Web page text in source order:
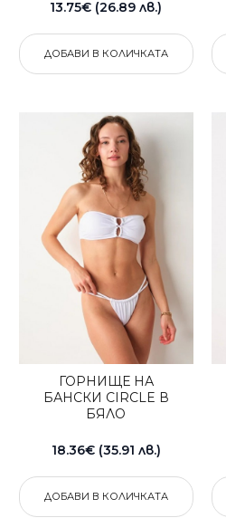
13.75€ (26.89 лв.)
ДОБАВИ В КОЛИЧКАТА
ГОРНИЩЕ НА
БАНСКИ CIRCLE В
БЯЛО
18.36€ (35.91 лв.)
ДОБАВИ В КОЛИЧКАТА